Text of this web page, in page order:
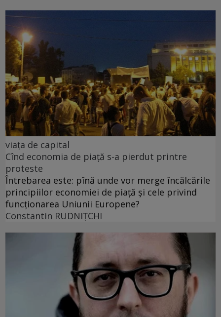
viața de capital
Cînd economia de piață s-a pierdut printre
proteste
Întrebarea este: pînă unde vor merge încălcările
principiilor economiei de piață și cele privind
funcționarea Uniunii Europene?
Constantin RUDNIŢCHI